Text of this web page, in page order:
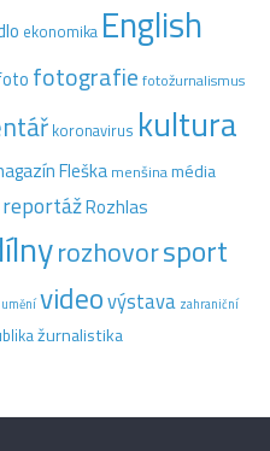
ekonomika English
fotografie fotožurnalismus
koronavirus kultura
Fleška menšinamédia
reportážRozhlas
rozhovorsport
uměnívideovýstava zahraniční
žurnalistika